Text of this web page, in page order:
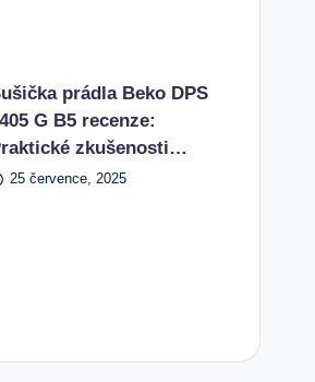
prádla Beko DPS
G B5 recenze:
zkušenosti…
25 července, 2025